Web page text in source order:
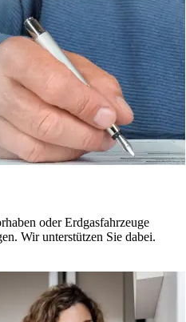
oder Erdgasfahrzeuge
Wir unterstützen Sie dabei.